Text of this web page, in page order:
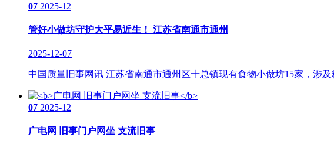
07 2025-12
管好小做坊守护大平易近生！ 江苏省南通市通州
2025-12-07
中国质量旧事网讯 江苏省南通市通州区十总镇现有食物小做坊15家，涉
07 2025-12
广电网 旧事门户网坐 支流旧事